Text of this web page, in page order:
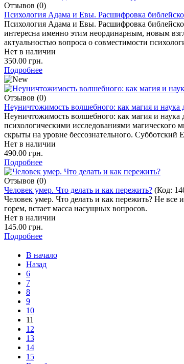
Отзывов (0)
Психология Адама и Евы. Расшифровка
Психология Адама и Евы. Расшифровка
интересна именно этим неординарным, новым
актуальностью вопроса о совместимости
Нет в наличии
350.00 грн.
Подробнее
Отзывов (0)
Неуничтожимость волшебного: как магия и
Неуничтожимость волшебного: как магия и
психологическими исследованиями магического
скрыты на уровне бессознательного.
Нет в наличии
490.00 грн.
Подробнее
Отзывов (0)
Человек умер. Что делать и как пережить? (Код:
Человек умер. Что делать и как пережить? Не
горем, встает масса насущных вопросов.
Нет в наличии
145.00 грн.
Подробнее
В начало
Назад
6
7
8
9
10
11
12
13
14
15